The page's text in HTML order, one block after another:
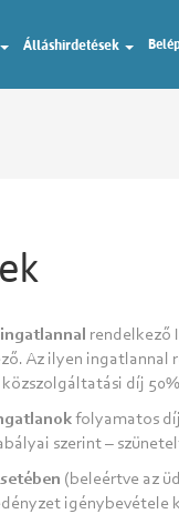
Álláshirdetések
rendelkező
Az ilyen ingatlannal
díj
folyamatos
szerint –
(beleértve az
igénybevétele